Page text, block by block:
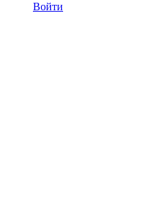
Войти